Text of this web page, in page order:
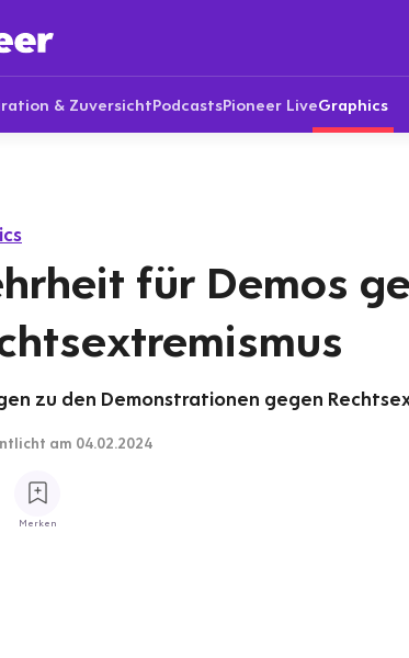
& ZuversichtPodcastsPioneer LiveGraphics
für Demos
zu den Demonstrationen gegen
am 04.02.2024
Merken